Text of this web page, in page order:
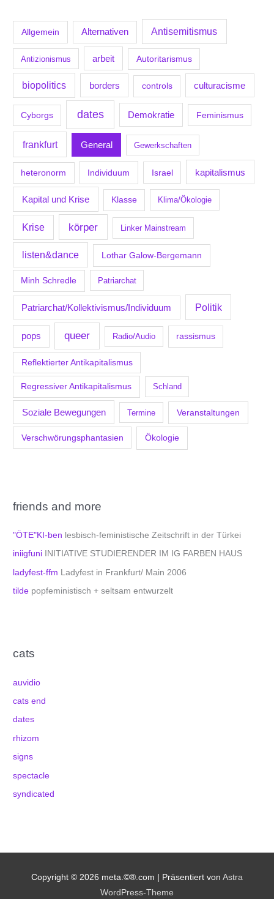
Allgemein Alternativen Antisemitismus
Antizionismus arbeit Autoritarismus
biopolitics borders controls culturacisme
Cyborgs dates Demokratie Feminismus
frankfurt General Gewerkschaften
heteronorm Individuum Israel kapitalismus
Kapital und Krise Klasse Klima/Ökologie
Krise körper Linker Mainstream
listen&dance Lothar Galow-Bergemann
Minh Schredle Patriarchat
Patriarchat/Kollektivismus/Individuum Politik
pops queer Radio/Audio rassismus
Reflektierter Antikapitalismus
Regressiver Antikapitalismus Schland
Soziale Bewegungen Termine Veranstaltungen
Verschwörungsphantasien Ökologie
friends and more
"ÖTE"KI-ben lesbisch-feministische Zeitschrift in der Türkei
iniigfuni INITIATIVE STUDIERENDER IM IG FARBEN HAUS
ladyfest-ffm Ladyfest in Frankfurt/ Main 2006
tilde popfeministisch + seltsam entwurzelt
cats
auvidio
cats end
dates
rhizom
signs
spectacle
syndicated
Copyright © 2026 meta.©®.com | Präsentiert von Astra
WordPress-Theme